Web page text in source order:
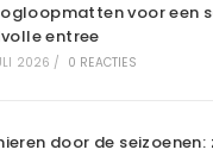
voor een
entree
2026 / 0 REACTIES
door de